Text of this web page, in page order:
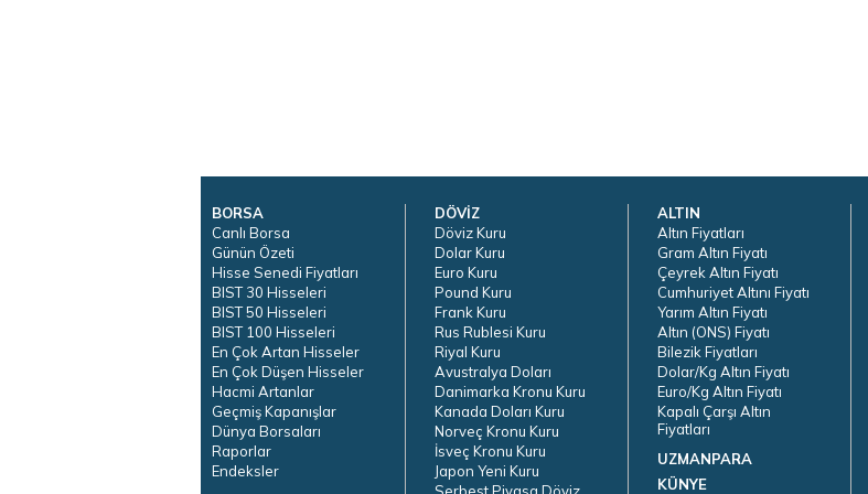
BORSA
Canlı Borsa
Günün Özeti
Hisse Senedi Fiyatları
BIST 30 Hisseleri
BIST 50 Hisseleri
BIST 100 Hisseleri
En Çok Artan Hisseler
En Çok Düşen Hisseler
Hacmi Artanlar
Geçmiş Kapanışlar
Dünya Borsaları
Raporlar
Endeksler
DÖVİZ
Döviz Kuru
Dolar Kuru
Euro Kuru
Pound Kuru
Frank Kuru
Rus Rublesi Kuru
Riyal Kuru
Avustralya Doları
Danimarka Kronu Kuru
Kanada Doları Kuru
Norveç Kronu Kuru
İsveç Kronu Kuru
Japon Yeni Kuru
Serbest Piyasa Döviz
ALTIN
Altın Fiyatları
Gram Altın Fiyatı
Çeyrek Altın Fiyatı
Cumhuriyet Altını Fiyatı
Yarım Altın Fiyatı
Altın (ONS) Fiyatı
Bilezik Fiyatları
Dolar/Kg Altın Fiyatı
Euro/Kg Altın Fiyatı
Kapalı Çarşı Altın
Fiyatları
UZMANPARA
KÜNYE